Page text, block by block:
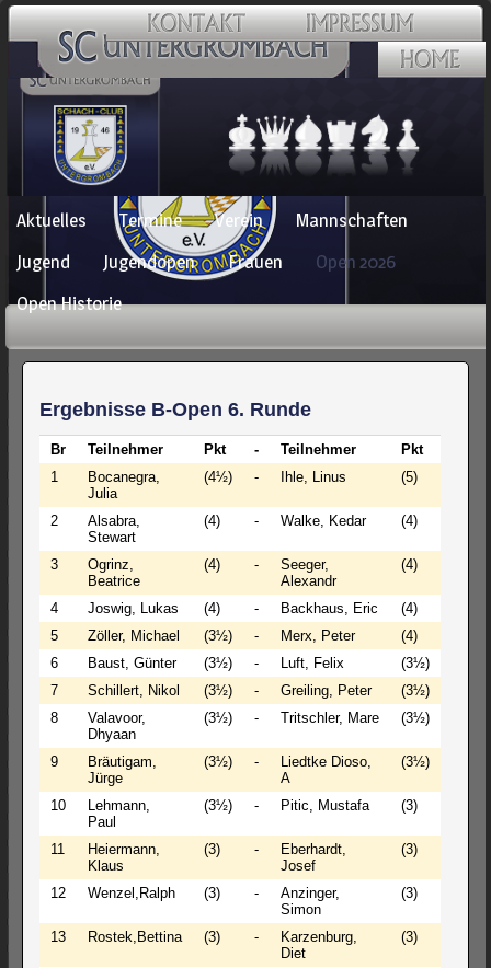
Navigation
überspringen
Aktuelles Termine Verein
Mannschaften
Jugend
Jugendopen Frauen
Open 2026
Open Historie
Ergebnisse B-Open 6. Runde
Br Teilnehmer Pkt - Teilnehmer Pkt
1
Bocanegra,
Julia
(4½) - Ihle, Linus (5)
2
Alsabra,
Stewart
(4) - Walke, Kedar (4)
3
Ogrinz,
Beatrice
(4) -
Seeger,
Alexandr
(4)
4 Joswig, Lukas (4) - Backhaus, Eric (4)
5
Zöller, Michael (3½) - Merx, Peter (4)
6
Baust, Günter (3½) - Luft, Felix (3½)
7
Schillert, Nikol (3½) - Greiling, Peter (3½)
8
Valavoor,
Dhyaan
(3½) - Tritschler, Mare (3½)
9
Bräutigam,
Jürge
(3½) -
Liedtke Dioso,
A
(3½)
10
Lehmann,
Paul
(3½) - Pitic, Mustafa (3)
11
Heiermann,
Klaus
(3) -
Eberhardt,
Josef
(3)
12 Wenzel,Ralph (3) -
Anzinger,
Simon
(3)
13 Rostek,Bettina (3) -
Karzenburg,
Diet
(3)